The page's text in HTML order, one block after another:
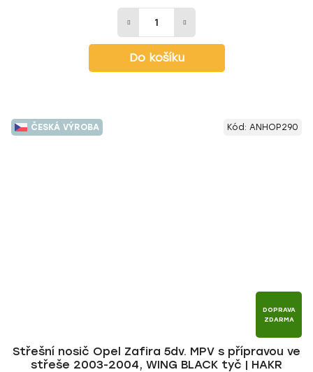
Do košíku
ČESKÁ VÝROBA
DOPRAVA
ZDARMA
Střešní nosič Opel Zafira 5dv. MPV s přípravou ve
střeše 2003-2004, WING BLACK tyč | HAKR
Kód: ANHOP290